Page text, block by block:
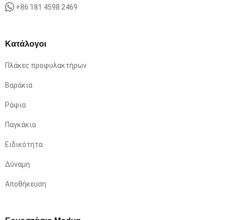
+86 181 4598 2469
Κατάλογοι
Πλάκες προφυλακτήρων
Βαράκια
Ράφια
Παγκάκια
Ειδικότητα
Δύναμη
Αποθήκευση